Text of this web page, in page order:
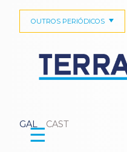
GAL CAST
OUTROS PERIÓDICOS
☰